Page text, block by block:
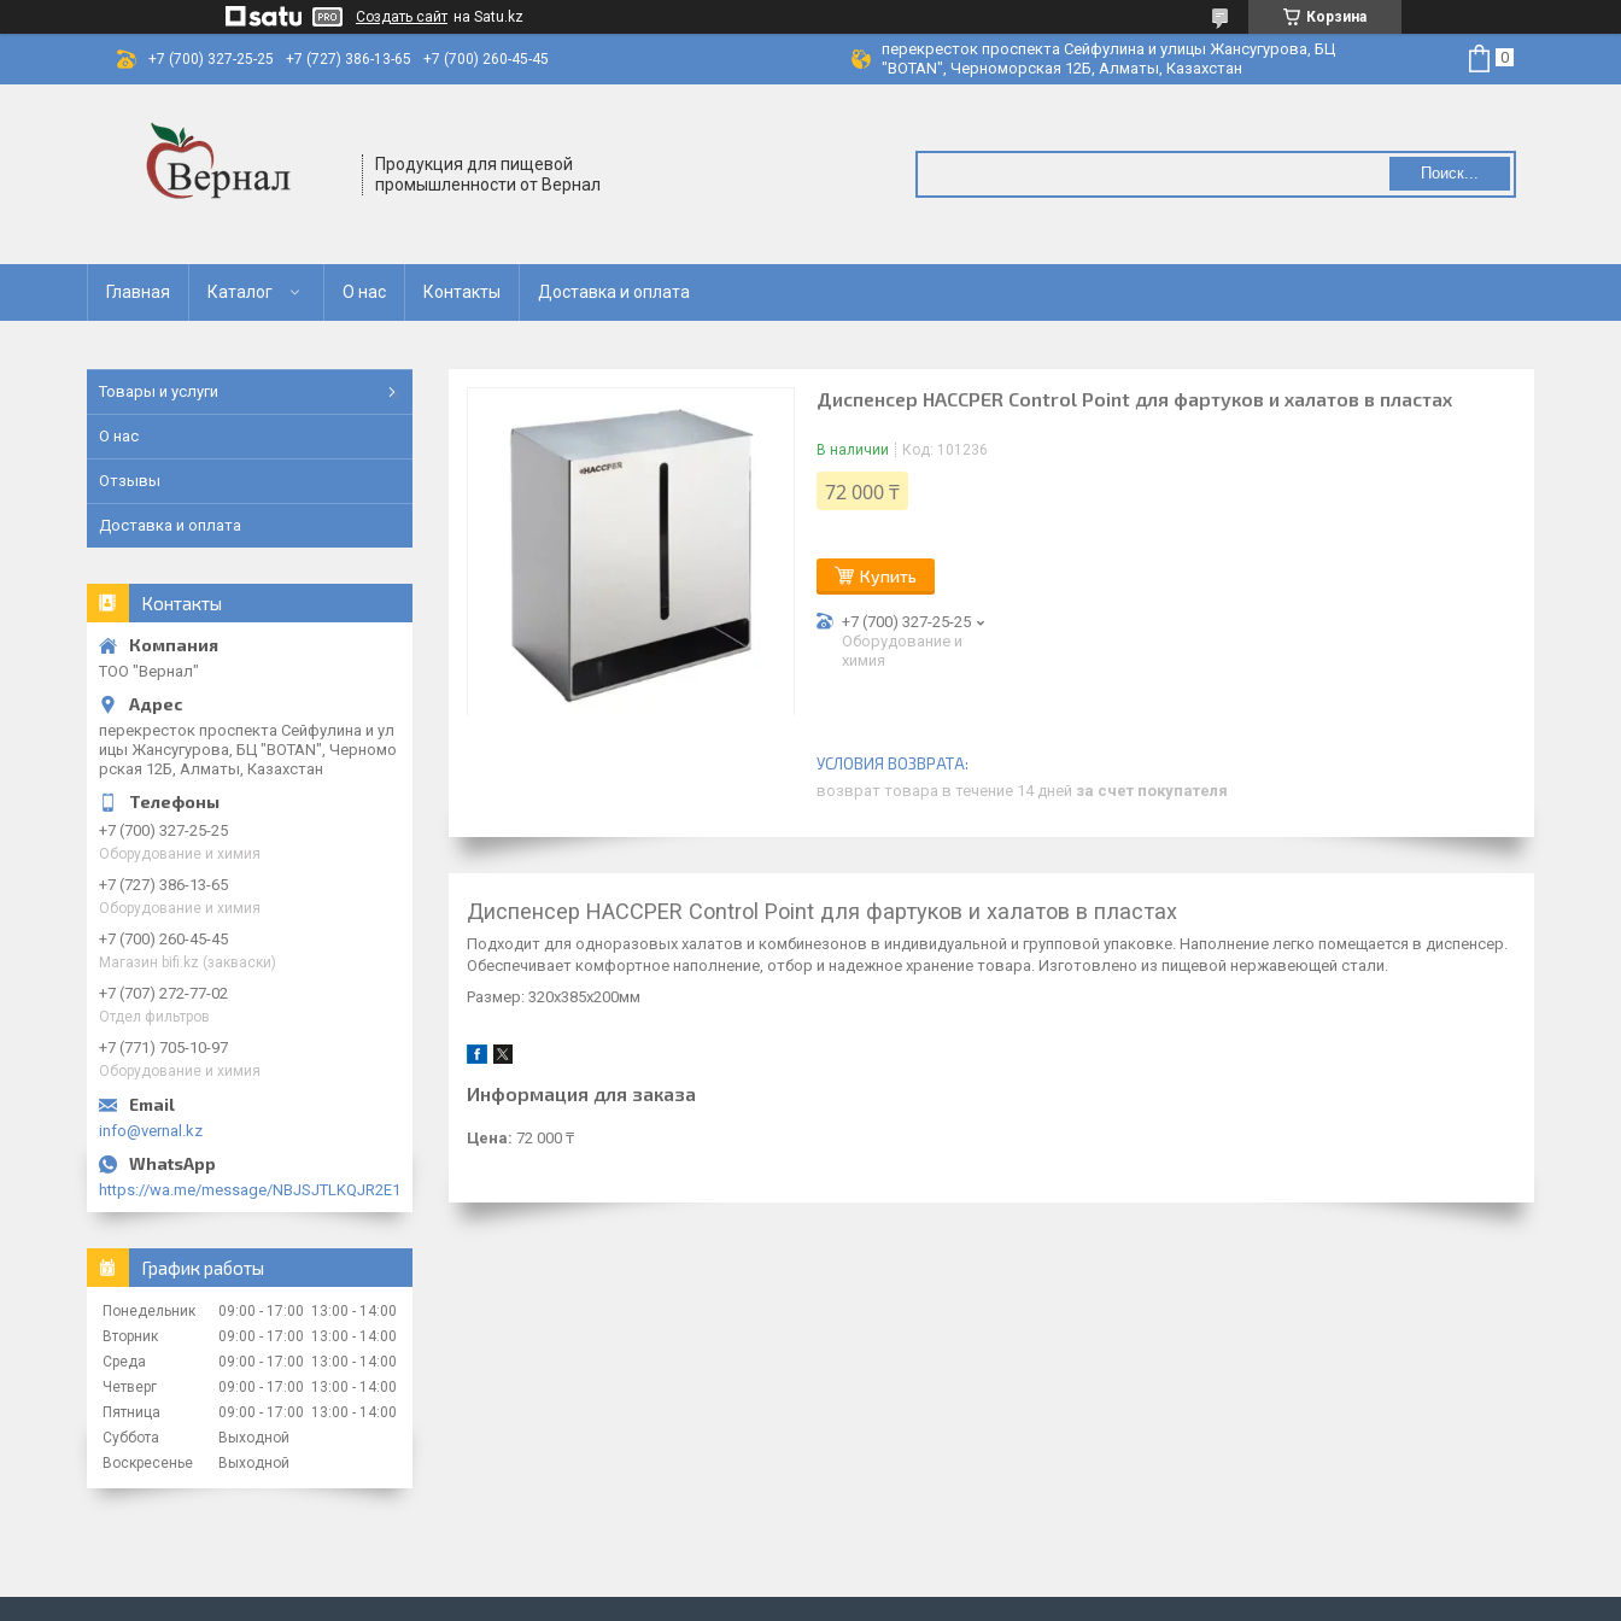
Создать сайт на Satu.kz Корзина
+7 (700) 327-25-25 +7 (727) 386-13-65 +7 (700) 260-45-45
перекресток проспекта Сейфулина и улицы Жансугурова, БЦ
"BOTAN", Черноморская 12Б, Алматы, Казахстан
Продукция для пищевой
промышленности от Вернал
Поиск...
Главная Каталог О нас Контакты Доставка и оплата
Диспенсер HACCPER Control Point для фартуков и халатов в пластах
В наличии Код: 101236
72 000 ₸
Купить
+7 (700) 327-25-25
Оборудование и
химия
возврат товара в течение 14 дней за счет покупателя
Диспенсер HACCPER Control Point для фартуков и халатов в пластах
Подходит для одноразовых халатов и комбинезонов в индивидуальной и групповой упаковке. Наполнение легко помещается в диспенсер.
Обеспечивает комфортное наполнение, отбор и надежное хранение товара. Изготовлено из пищевой нержавеющей стали.
Размер: 320х385х200мм
Информация для заказа
Цена: 72 000 ₸
Товары и услуги
О нас
Отзывы
Доставка и оплата
Контакты
ТОО "Вернал"
перекресток проспекта Сейфулина и ул
ицы Жансугурова, БЦ "BOTAN", Черномо
рская 12Б, Алматы, Казахстан
+7 (700) 327-25-25
Оборудование и химия
+7 (727) 386-13-65
Оборудование и химия
+7 (700) 260-45-45
Магазин bifi.kz (закваски)
+7 (707) 272-77-02
Отдел фильтров
+7 (771) 705-10-97
Оборудование и химия
info@vernal.kz
https://wa.me/message/NBJSJTLKQJR2E1
График работы
Понедельник 09:00 17:00 13:00
14:00
Вторник
09:00 17:00 13:00
14:00
Среда
09:00 17:00 13:00
14:00
Четверг
09:00 17:00 13:00
14:00
Пятница
09:00 17:00 13:00
14:00
Суббота
Выходной
Воскресенье
Выходной